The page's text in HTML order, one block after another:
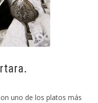
uno de los platos más